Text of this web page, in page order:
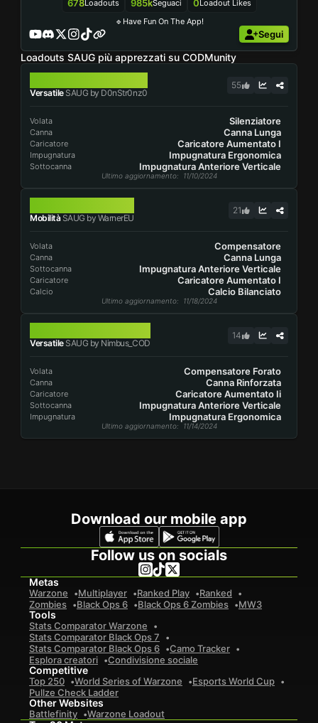
678Loadouts 985kSeguaci 0Loadout Likes
🔹Have Fun On The App!
Segui
Loadouts SAUG più apprezzati su CODMunity
VersatileSAUG by D0nStr0nz0
55
Volata Silenziatore
Canna Canna Lunga
Caricatore Caricatore Aumentato I
Impugnatura Impugnatura Ergonomica
Sottocanna Impugnatura Anteriore Verticale
Ultimo aggiornamento: 11/10/2024
MobilitàSAUG by WarnerEU
21
Volata Compensatore
Canna Canna Lunga
Sottocanna Impugnatura Anteriore Verticale
Caricatore Caricatore Aumentato I
Calcio Calcio Bilanciato
Ultimo aggiornamento: 11/18/2024
VersatileSAUG by Nimbus_COD
14
Volata Compensatore Forato
Canna Canna Rinforzata
Caricatore Caricatore Aumentato Ii
Sottocanna Impugnatura Anteriore Verticale
Impugnatura Impugnatura Ergonomica
Ultimo aggiornamento: 11/14/2024
Download our mobile app
Follow us on socials
Metas
Warzone Multiplayer Ranked Play
Ranked
Zombies
Black Ops 6 Black Ops 6 Zombies MW3
Tools
Stats Comparator Warzone
Stats Comparator Black Ops 7
Stats Comparator Black Ops 6
Camo Tracker
Esplora creatori
Condivisione sociale
Competitive
Top 250 World Series of Warzone
Esports World Cup
Pullze Check Ladder
Other Websites
Battlefinity Warzone Loadout